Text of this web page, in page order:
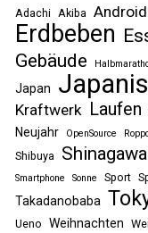
Adachi Akiba Android
Erdbeben
Gebäude
Japan
Kraftwerk Laufen
Neujahr OpenSource
Shibuya Shinagawa
Smartphone Sonne Sport
Takadanobaba
Ueno Weihnachten